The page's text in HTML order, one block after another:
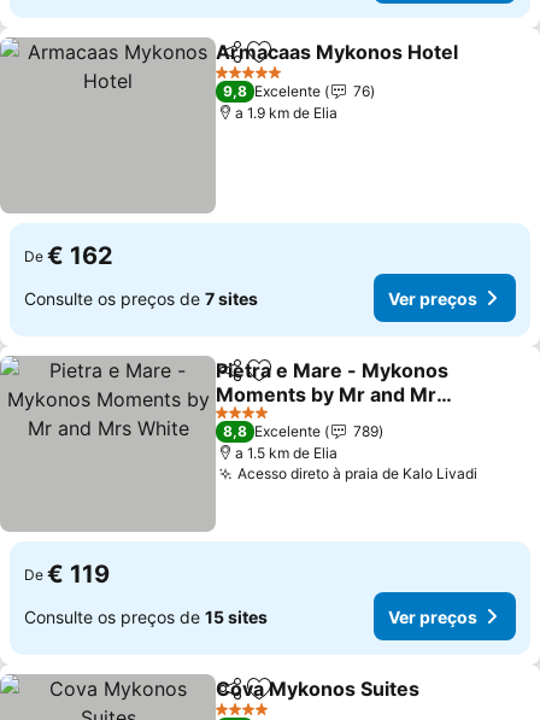
PartilharAdicionar aos favoritos
Armacaas Mykonos Hotel
5 Estrelas
9,8 Excelente
76
a 1.9 km de Elia
De € 162
Consulte os preços de 7 sites Ver preços
PartilharAdicionar aos favoritos
Pietra e Mare - Mykonos
Moments by Mr and Mrs
White
4 Estrelas
8,8 Excelente
789
a 1.5 km de Elia
Acesso direto à praia de Kalo Livadi
De € 119
Consulte os preços de 15 sites Ver preços
PartilharAdicionar aos favoritos
Cova Mykonos Suites